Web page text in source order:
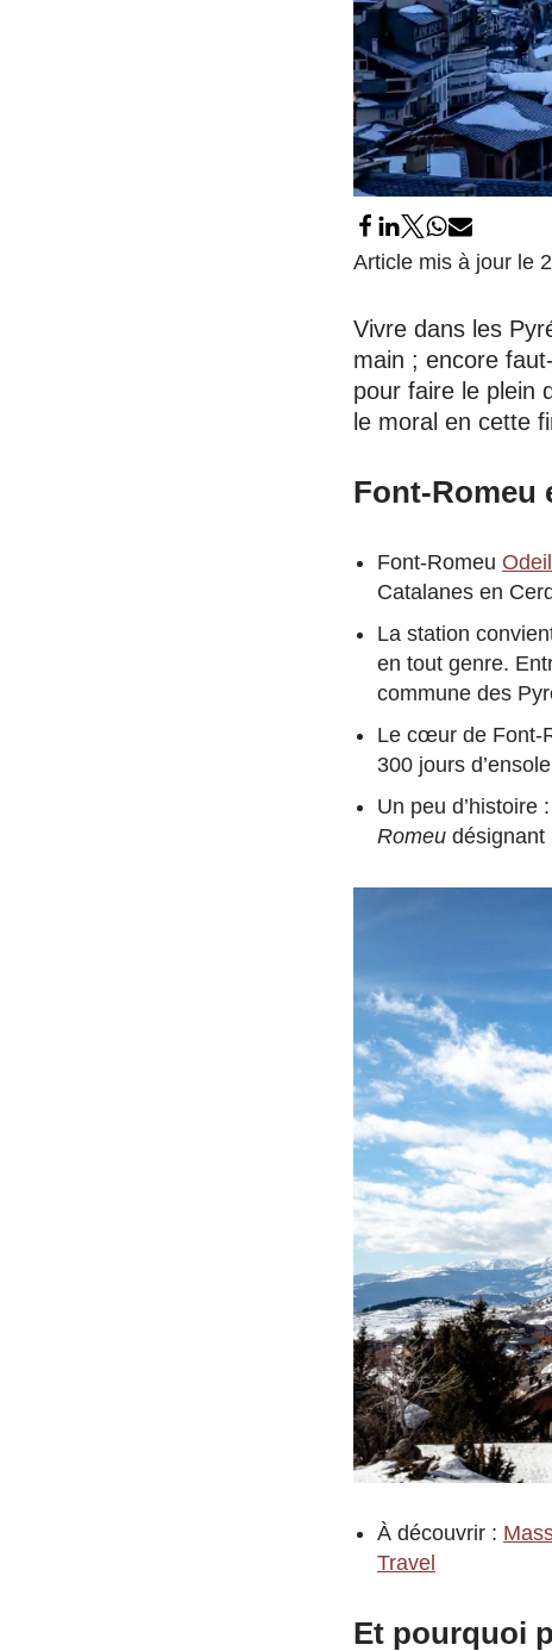
Article mis à jour le
Vivre dans les
main ; encore
pour faire le plein
le moral en cette
Font-Romeu
Font-Romeu
Catalanes en
La station
en tout genre.
commune des
Le cœur de Font-
300 jours
Un peu d’histoire :
Romeu désignant
À découvrir :
Travel
Et pourquoi